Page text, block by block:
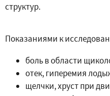
структур.
Показаниями к
боль в области
отек, гиперемия
щелчки, хруст при